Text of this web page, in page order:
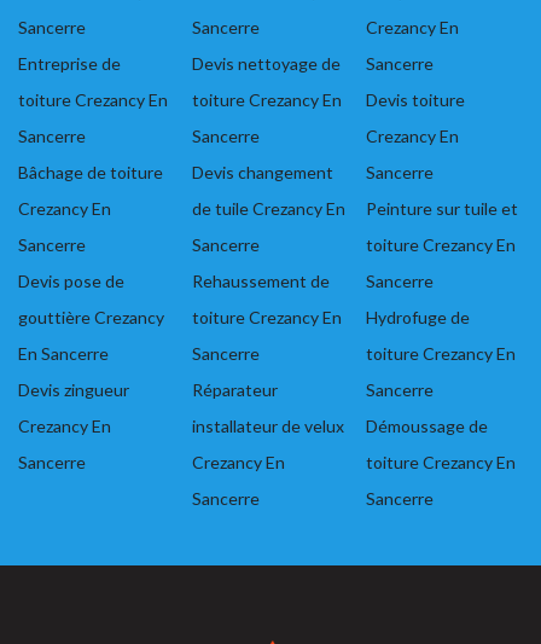
Sancerre
Entreprise de
toiture Crezancy En
Sancerre
Bâchage de toiture
Crezancy En
Sancerre
Devis pose de
gouttière Crezancy
En Sancerre
Devis zingueur
Crezancy En
Sancerre
Sancerre
Devis nettoyage de
toiture Crezancy En
Sancerre
Devis changement
de tuile Crezancy En
Sancerre
Rehaussement de
toiture Crezancy En
Sancerre
Réparateur
installateur de velux
Crezancy En
Sancerre
Crezancy En
Sancerre
Devis toiture
Crezancy En
Sancerre
Peinture sur tuile et
toiture Crezancy En
Sancerre
Hydrofuge de
toiture Crezancy En
Sancerre
Démoussage de
toiture Crezancy En
Sancerre